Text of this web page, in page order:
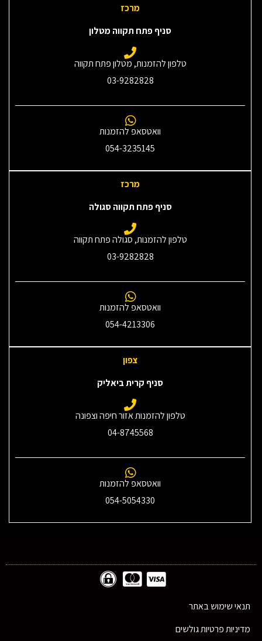
מרכז
סניף פתח תקווה מטלון
טלפון להזמנות, מטלון פתח תקווה
03-9282828
וואטסאפ להזמנות
054-3235145‎
מרכז
סניף פתח תקווה סגולה
טלפון להזמנות, סגולה פתח תקווה
03-9282828
וואטסאפ להזמנות
054-4213306
צפון
סניף קרית ביאליק
טלפון להזמנות אזור חיפה וצפונה
04-8745568
וואטסאפ להזמנות
054-5054330
תנאי שימוש באתר
מדיניות פרטיות גולשים